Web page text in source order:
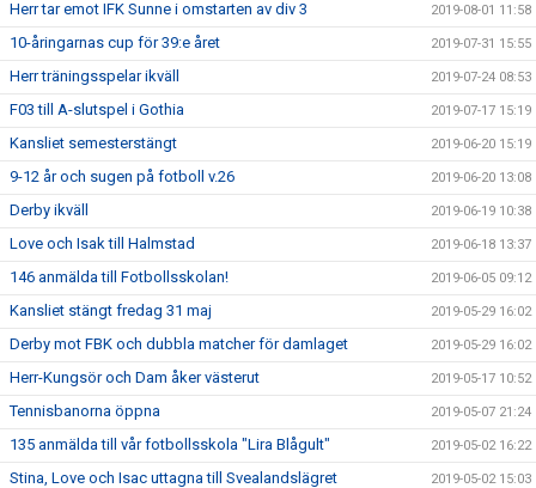
Herr tar emot IFK Sunne i omstarten av div 3 2019-08-01 11:58
10-åringarnas cup för 39:e året 2019-07-31 15:55
Herr träningsspelar ikväll 2019-07-24 08:53
F03 till A-slutspel i Gothia 2019-07-17 15:19
Kansliet semesterstängt 2019-06-20 15:19
9-12 år och sugen på fotboll v.26 2019-06-20 13:08
Derby ikväll 2019-06-19 10:38
Love och Isak till Halmstad 2019-06-18 13:37
146 anmälda till Fotbollsskolan! 2019-06-05 09:12
Kansliet stängt fredag 31 maj 2019-05-29 16:02
Derby mot FBK och dubbla matcher för damlaget 2019-05-29 16:02
Herr-Kungsör och Dam åker västerut 2019-05-17 10:52
Tennisbanorna öppna 2019-05-07 21:24
135 anmälda till vår fotbollsskola "Lira Blågult" 2019-05-02 16:22
Stina, Love och Isac uttagna till Svealandslägret 2019-05-02 15:03